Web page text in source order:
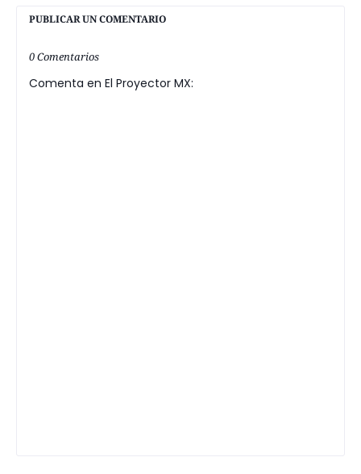
PUBLICAR UN COMENTARIO
0 Comentarios
Comenta en El Proyector MX: